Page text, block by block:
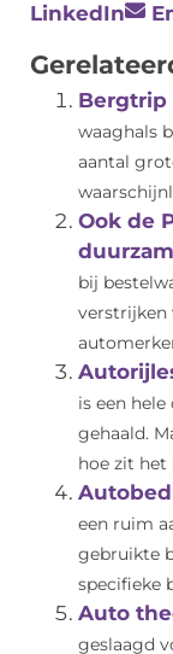
LinkedIn
Bergtrip
waaghals
aantal
Ook de
bij
verstrijken
is een
gehaald.
hoe zit het
een ruim
gebruikte
specifieke
Auto
geslaagd